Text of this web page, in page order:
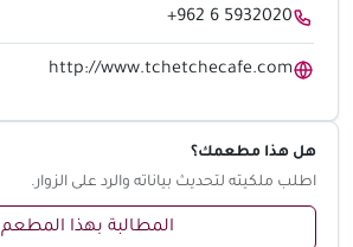
+962 6 5932020
http://www.tchetchecafe.com
هل هذا مطعمك؟
اطلب ملكيته لتحديث بياناته والرد على الزوار.
المطالبة بهذا المطعم